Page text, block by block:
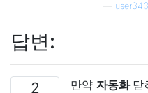
답변:
2 만약 자동화 닫